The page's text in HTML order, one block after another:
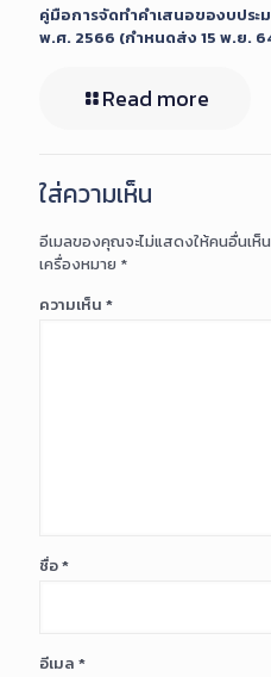
คู่มือการจัดทำคำเสนอของบประ
พ.ศ. 2566 (กำหนดส่ง 15 พ.ย.
Read more
ใส่ความเห็น
อีเมลของคุณจะไม่แสดงให้คนอื่นเห็น
เครื่องหมาย *
ความเห็น *
ชื่อ*
อีเมล *